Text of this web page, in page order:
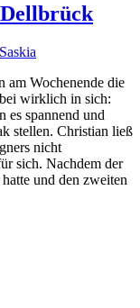
Saskia
am Wochenende die
wirklich in sich:
es spannend und
stellen. Christian ließ
nicht
sich. Nachdem der
und den zweiten